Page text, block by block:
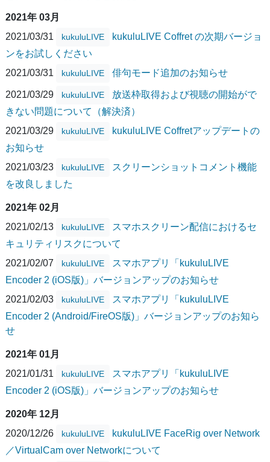
2021年 03月
2021/03/31
kukuluLIVE
kukuluLIVE Coffret の次期バージョ
ンをお試しください
2021/03/31
kukuluLIVE 俳句モード追加のお知らせ
2021/03/29 kukuluLIVE
放送枠取得および視聴の開始がで
きない問題について（解決済）
2021/03/29
kukuluLIVE
kukuluLIVE Coffretアップデートの
お知らせ
2021/03/23
kukuluLIVE
スクリーンショットコメント機能
を改良しました
2021年 02月
2021/02/13
kukuluLIVE
スマホスクリーン配信におけるセ
キュリティリスクについて
2021/02/07
kukuluLIVE
スマホアプリ「kukuluLIVE
Encoder 2 (iOS版)」バージョンアップのお知らせ
2021/02/03
kukuluLIVE
スマホアプリ「kukuluLIVE
Encoder 2 (Android/FireOS版)」バージョンアップのお知ら
せ
2021年 01月
2021/01/31
kukuluLIVE
スマホアプリ「kukuluLIVE
Encoder 2 (iOS版)」バージョンアップのお知らせ
2020年 12月
2020/12/26
kukuluLIVE
kukuluLIVE FaceRig over Network
／VirtualCam over Networkについて